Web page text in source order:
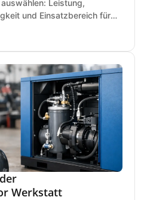
Leistung,
und Einsatzbereich für
Werkstatt